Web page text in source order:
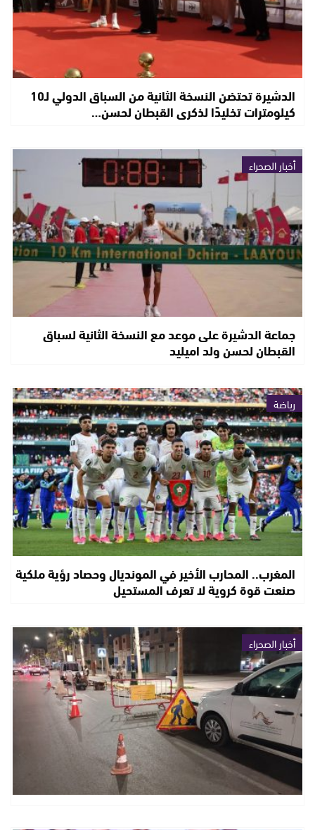
الدشيرة تحتضن النسخة الثانية من السباق الدولي لـ10
كيلومترات تخليدًا لذكرى القبطان لحسن…
أخبار الصحراء
جماعة الدشيرة على موعد مع النسخة الثانية لسباق
القبطان لحسن ولد اميليد
رياضة
المغرب.. المحارب الأخير في المونديال وحصاد رؤية ملكية
صنعت قوة كروية لا تعرف المستحيل
أخبار الصحراء